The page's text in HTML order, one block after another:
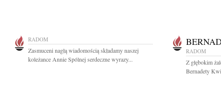
RADOM
Zasmuceni nagłą wiadomością składamy naszej
koleżance Annie Spólnej serdeczne wyrazy...
RADOM
Z głębokim
Bernadety